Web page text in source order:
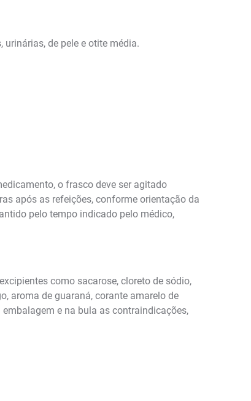
de pele e otite média.
o frasco deve ser agitado
após as refeições, conforme orientação da
pelo tempo indicado pelo médico,
como sacarose, cloreto de sódio,
aroma de guaraná, corante amarelo de
e na bula as contraindicações,